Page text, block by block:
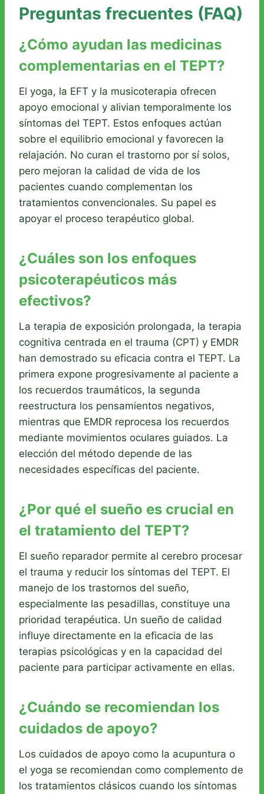
Preguntas frecuentes (FAQ)
¿Cómo ayudan las medicinas
complementarias en el TEPT?
El yoga, la EFT y la musicoterapia ofrecen
apoyo emocional y alivian temporalmente los
síntomas del TEPT. Estos enfoques actúan
sobre el equilibrio emocional y favorecen la
relajación. No curan el trastorno por sí solos,
pero mejoran la calidad de vida de los
pacientes cuando complementan los
tratamientos convencionales. Su papel es
apoyar el proceso terapéutico global.
¿Cuáles son los enfoques
psicoterapéuticos más
efectivos?
La terapia de exposición prolongada, la terapia
cognitiva centrada en el trauma (CPT) y EMDR
han demostrado su eficacia contra el TEPT. La
primera expone progresivamente al paciente a
los recuerdos traumáticos, la segunda
reestructura los pensamientos negativos,
mientras que EMDR reprocesa los recuerdos
mediante movimientos oculares guiados. La
elección del método depende de las
necesidades específicas del paciente.
¿Por qué el sueño es crucial en
el tratamiento del TEPT?
El sueño reparador permite al cerebro procesar
el trauma y reducir los síntomas del TEPT. El
manejo de los trastornos del sueño,
especialmente las pesadillas, constituye una
prioridad terapéutica. Un sueño de calidad
influye directamente en la eficacia de las
terapias psicológicas y en la capacidad del
paciente para participar activamente en ellas.
¿Cuándo se recomiendan los
cuidados de apoyo?
Los cuidados de apoyo como la acupuntura o
el yoga se recomiendan como complemento de
los tratamientos clásicos cuando los síntomas